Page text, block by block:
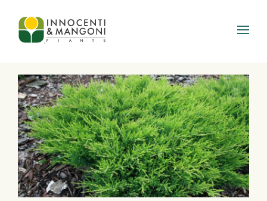
Skip to main content